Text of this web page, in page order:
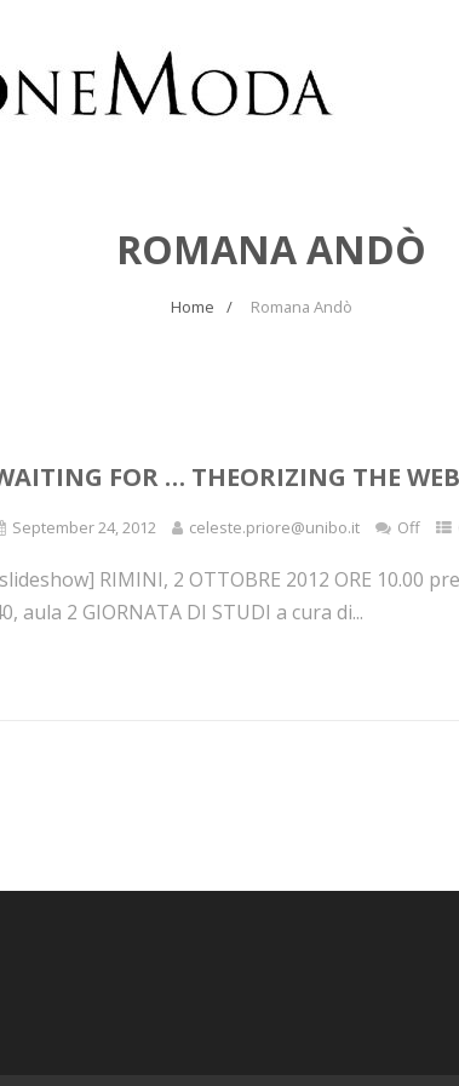
ROMANA ANDÒ
Home Romana Andò
FOR … THEORIZING THE WEB
September 24, 2012 celeste.priore@unibo.it Off
RIMINI, 2 OTTOBRE 2012 ORE 10.00
aula 2 GIORNATA DI STUDI a cura di...